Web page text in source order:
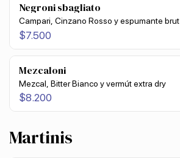
Negroni sbagliato
Campari, Cinzano Rosso y espumante brut
$7.500
Mezcaloni
Mezcal, Bitter Bianco y vermút extra dry
$8.200
Martinis